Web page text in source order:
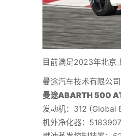
目前满足2023年北京
曼途汽车技术有限公司
曼途ABARTH 500
发动机：312 (Global
机外净化器：